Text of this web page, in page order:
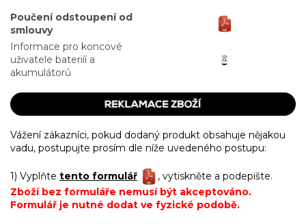
Poučení odstoupení od
smlouvy
Informace pro koncové
uživatele bateriíí a
akumulátorů
Vážení zákazníci, pokud dodaný produkt obsahuje nějakou
vadu, postupujte prosím dle níže uvedeného postupu:
1) Vyplňte tento formulář
, vytiskněte a podepište.
Zboží bez formuláře nemusí být akceptováno.
Formulář je nutné dodat ve fyzické podobě.